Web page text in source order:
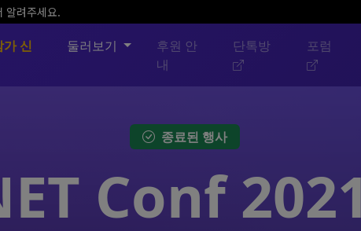
알려주세요.
가 신
둘러보기
후원 안
내
단톡방 포럼
종료된 행사
Conf